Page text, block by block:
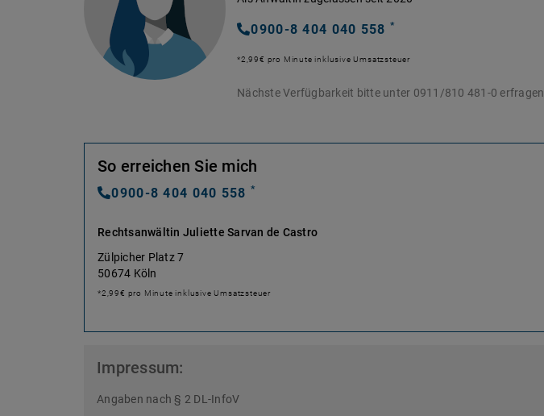
0900-8 404 040 558 *
*2,99€ pro Minute inklusive Umsatzsteuer
Nächste Verfügbarkeit bitte unter 0911/810 481-0 erfragen.
So erreichen Sie mich
0900-8 404 040 558 *
Rechtsanwältin Juliette Sarvan de Castro
Zülpicher Platz 7
50674 Köln
*2,99€ pro Minute inklusive Umsatzsteuer
Impressum:
Angaben nach § 2 DL-InfoV